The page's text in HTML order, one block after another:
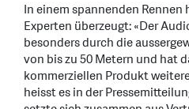
In einem spannenden
Experten überzeugt: «Der
besonders durch die
von bis zu 50 Metern und hat
kommerziellen Produkt
heisst es in der